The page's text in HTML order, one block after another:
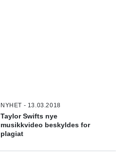
NYHET - 13.03.2018
Taylor Swifts nye
musikkvideo beskyldes for
plagiat